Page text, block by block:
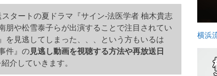
タートの夏ドラマ『サイン-法医学者 柚木貴志
朋や松雪泰子らが出演することで注目されてい
を見逃してしまった、、、という方もいるは
件』の見逃し動画を視聴する方法や再放送日
介していきます。
横浜